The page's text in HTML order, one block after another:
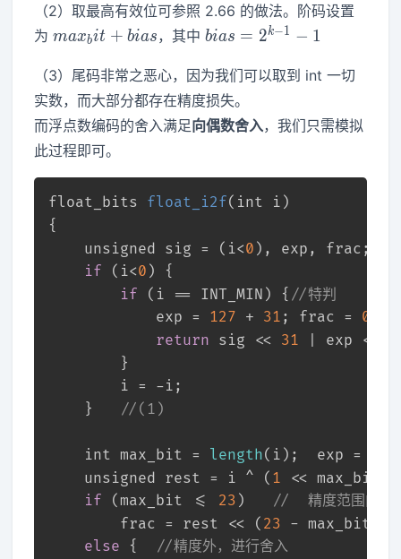
（2）取最高有效位可参照 2.66 的做法。阶码设置
为max_bit+bias
maxbit + bias，其中 bias=2^{k-
bias = 2k−1 − 1
（3）尾码非常之恶心，因为我们可以取到 int 一切
实数，而大部分都存在精度损失。
而浮点数编码的舍入满足向偶数舍入，我们只需模拟
此过程即可。
float_bits float_i2f( int i)
unsigned
sig = (i<0 ), exp, frac;
if (i<0 ) {
if (i == INT_MIN) { //特判
			exp =
127 + 31 ;	frac = 0
return sig << 31 | exp <<
		}
		i = -i;
//(1)
int max_bit = length(i);  exp =
unsigned
rest = i ^ ( 1 << max_bit)
if (max_bit <= 23 ) //  精度范围内
		frac = rest << (
23 - max_bit);
else { //精度外，进行舍入